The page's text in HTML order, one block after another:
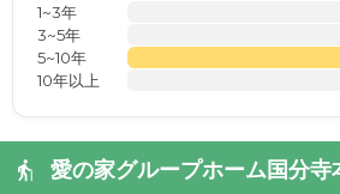
1~3年
3~5年
5~10年
10年以上
愛の家グループホーム国分寺